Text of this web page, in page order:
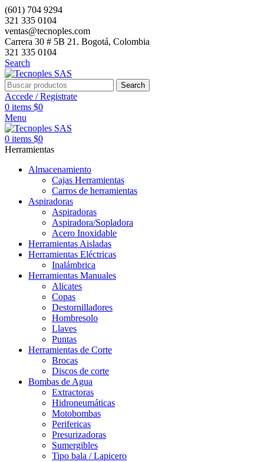
(601) 704 9294
321 335 0104
ventas@tecnoples.com
Carrera 30 # 5B 21. Bogotá, Colombia
321 335 0104
Search
Search
Accede / Registrate
0 items $0
Menu
0 items $0
Herramientas
Almacenamiento
Cajas Herramientas
Carros de herramientas
Aspiradoras
Aspiradoras
Aspiradora/Sopladora
Acero Inoxidable
Herramientas Aisladas
Herramientas Eléctricas
Inalámbrica
Herramientas Manuales
Alicates
Copas
Destornilladores
Hombresolo
Llaves
Puntas
Herramientas de Corte
Brocas
Discos de corte
Bombas de Agua
Extractoras
Hidroneumáticas
Motobombas
Perifericas
Presurizadoras
Sumergibles
Tipo bala / Lapicero